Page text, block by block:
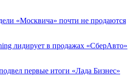
«Москвича» почти не продаются
лидирует в продажах «СберАвто»
первые итоги «Лада Бизнес»